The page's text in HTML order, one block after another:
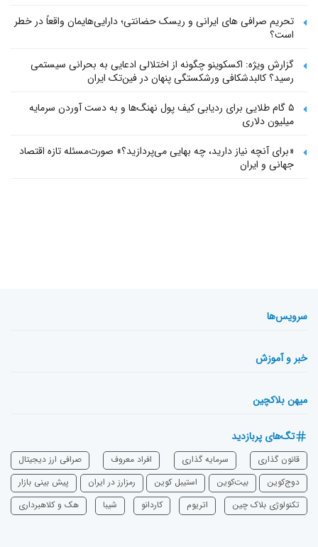
تحریم صرافی های ایرانی و ریسک حضانتی؛ دارایی‌هایمان واقعاً در خطر
است؟
گزارش ویژه: اکسکوینو چگونه از اختلالی ادعایی به بحرانی سیستمی
رسید؟ کالبدشکافی ورشکستگی پنهان در فین‌تک ایران
۵ گام طلایی برای ردیابی کیف پول‌ نهنگ‌ها و به دست آوردن سرمایه
میلیون دلاری
«برای آنچه نیاز دارید، چه بهایی می‌پردازید؟» صورت‌مسئله تازه اقتصاد
جهانی و ایران
سرویس‌ها
خبر و آموزش
میهن بلاکچین
تگ‌های پربازدید
قانون گذاری سرمایه‌ گذاری افراد معروف
صرافی ارز دیجیتال
دوج‌کوین
بیت‌کوین استیبل کوین رمزارز در ایران
پیش بینی بازار
تکنولوژی بلاک چین
اتریوم ‌کاردانو شیبا هک و کلاهبرداری